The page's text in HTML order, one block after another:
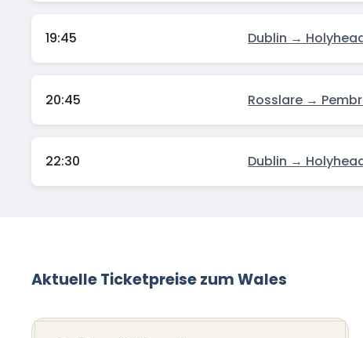
19:45 Dublin →
20:45 Rosslare →
22:30 Dublin →
Aktuelle Ticketpreise zum Wales